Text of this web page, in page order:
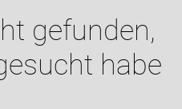
gefunden,
habe